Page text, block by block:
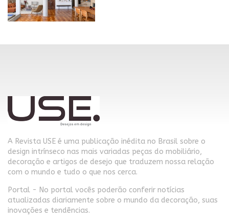
A Revista USE é uma publicação inédita no Brasil sobre o
design intrínseco nas mais variadas peças do mobiliário,
decoração e artigos de desejo que traduzem nossa relação
com o mundo e tudo o que nos cerca.
Portal - No portal vocês poderão conferir notícias
atualizadas diariamente sobre o mundo da decoração, suas
inovações e tendências.